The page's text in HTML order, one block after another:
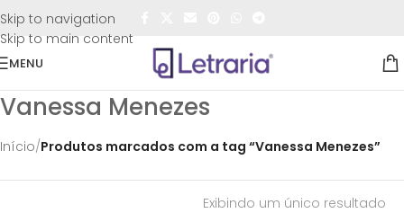
Skip to navigation
Skip to main content
FRETE GRÁTIS
MENU
Vanessa Menezes
Início/Produtos marcados com a tag “Vanessa Menezes”
Exibindo um único resultado